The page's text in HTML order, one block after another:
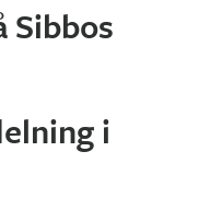
Sibbos
i